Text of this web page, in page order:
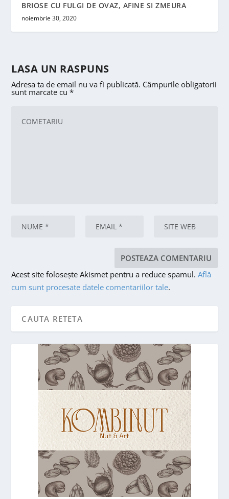
BRIOSE CU FULGI DE OVAZ, AFINE SI ZMEURA
noiembrie 30, 2020
LASA UN RASPUNS
Adresa ta de email nu va fi publicată. Câmpurile obligatorii
sunt marcate cu*
Acest site folosește Akismet pentru a reduce spamul.Află
cum sunt procesate datele comentariilor tale.